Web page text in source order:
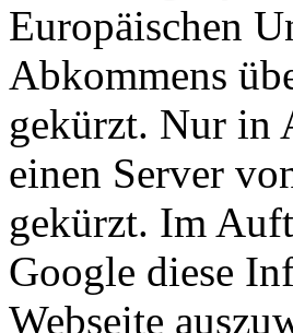
Europäischen
Abkommens
gekürzt. Nur in
einen Server
gekürzt. Im
Google diese
Webseite